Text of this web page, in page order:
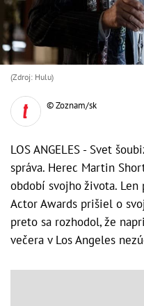
(Zdroj: Hulu)
© Zoznam/sk
LOS ANGELES - Svet
správa. Herec Martin
období svojho života. Len
Actor Awards prišiel o
preto sa rozhodol, že
večera v Los Angeles